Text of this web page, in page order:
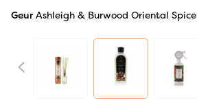
GeurAshleigh & Burwood Oriental Spice